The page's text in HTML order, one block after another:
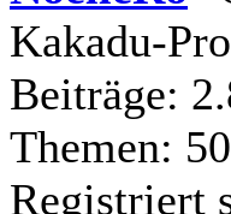
Kakadu-
Beiträge:
Themen: 50
Registriert